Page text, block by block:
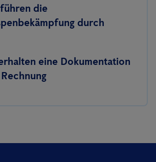
die
durch
eine Dokumentation